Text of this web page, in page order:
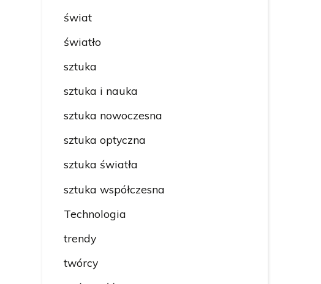
świat
światło
sztuka
sztuka i nauka
sztuka nowoczesna
sztuka optyczna
sztuka światła
sztuka współczesna
Technologia
trendy
twórcy